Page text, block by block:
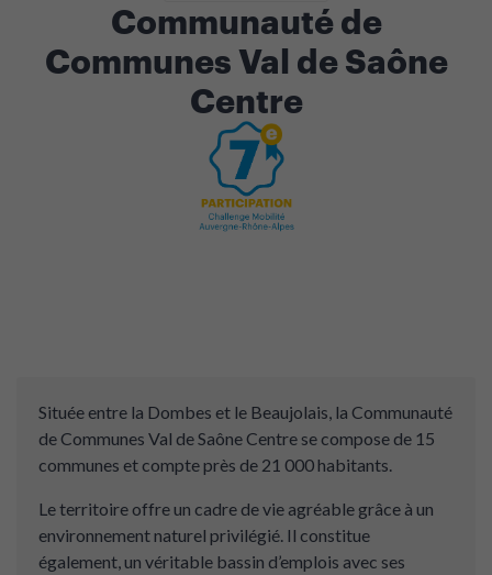
Communauté de
Communes Val de Saône
Centre
Située entre la Dombes et le Beaujolais, la Communauté
de Communes Val de Saône Centre se compose de 15
communes et compte près de 21 000 habitants.
Le territoire offre un cadre de vie agréable grâce à un
environnement naturel privilégié. Il constitue
également, un véritable bassin d’emplois avec ses